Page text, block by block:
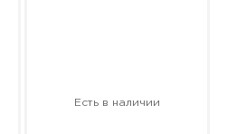
Есть в наличии